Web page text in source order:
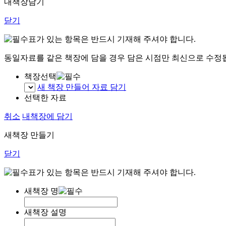
내책장담기
닫기
표가 있는 항목은 반드시 기재해 주셔야 합니다.
동일자료를 같은 책장에 담을 경우 담은 시점만 최신으로 수정
책장선택
새 책장 만들어 자료 담기
선택한 자료
취소 내책장에 담기
새책장 만들기
닫기
표가 있는 항목은 반드시 기재해 주셔야 합니다.
새책장 명
새책장 설명